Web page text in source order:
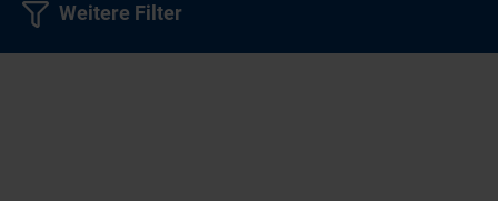
Weitere Filter